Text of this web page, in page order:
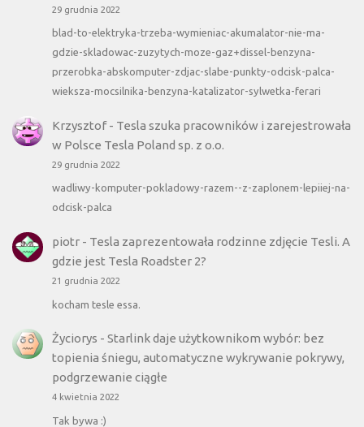
29 grudnia 2022
blad-to-elektryka-trzeba-wymieniac-akumalator-nie-ma-
gdzie-skladowac-zuzytych-moze-gaz+dissel-benzyna-
przerobka-abskomputer-zdjac-slabe-punkty-odcisk-palca-
wieksza-mocsilnika-benzyna-katalizator-sylwetka-ferari
Krzysztof- Tesla szuka pracowników i zarejestrowała
w Polsce Tesla Poland sp. z o.o.
29 grudnia 2022
wadliwy-komputer-pokladowy-razem--z-zaplonem-lepiiej-na-
odcisk-palca
piotr- Tesla zaprezentowała rodzinne zdjęcie Tesli. A
gdzie jest Tesla Roadster 2?
21 grudnia 2022
kocham tesle essa.
Życiorys - Starlink daje użytkownikom wybór: bez
topienia śniegu, automatyczne wykrywanie pokrywy,
podgrzewanie ciągłe
4 kwietnia 2022
Tak bywa :)